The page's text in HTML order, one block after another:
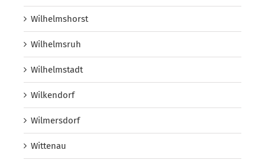
Wilhelmshorst
Wilhelmsruh
Wilhelmstadt
Wilkendorf
Wilmersdorf
Wittenau